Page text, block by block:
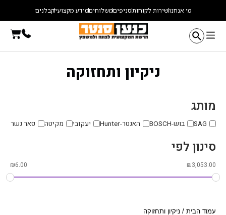
מי אנחנושירות לקוחותסניפיםמשלוחיםמידע מקצועיקבלנים
ניקיון ותחזוקה
מותג
SAG בוש-BOSCH האנטר-Hunter יעקובי מקיטה פאר נשר
סינון לפי
₪6.00 ₪3,053.00
עמוד הבית / ניקיון ותחזוקה